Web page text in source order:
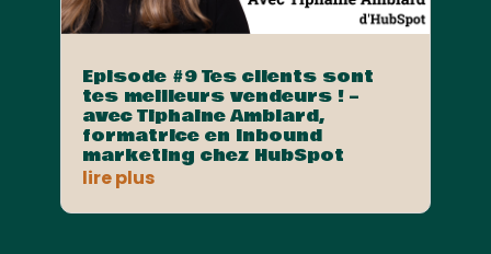
Episode #9 Tes clients sont
tes meilleurs vendeurs ! –
avec Tiphaine Amblard,
formatrice en Inbound
marketing chez HubSpot
lire plus